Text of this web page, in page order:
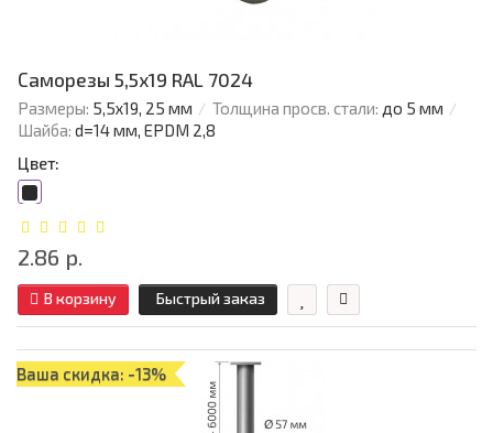
Саморезы 5,5х19 RAL 7024
Размеры: 5,5х19, 25 мм Толщина просв. стали: до 5 мм
Шайба: d=14 мм, EPDM 2,8
Цвет:
2.86 р.
В корзину Быстрый заказ
Ваша скидка: -13%